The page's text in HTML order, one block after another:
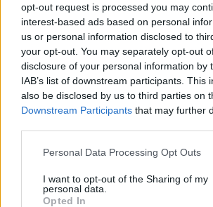
opt-out request is processed you may
interest-based ads based on personal
us or personal information disclosed to
your opt-out. You may separately opt-out
disclosure of your personal information by
IAB’s list of downstream participants. This
also be disclosed by us to third parties on
Downstream Participants that may further
Personal Data Processing Opt Outs
I want to opt-out of the Sharing of my
personal data.
Opted In